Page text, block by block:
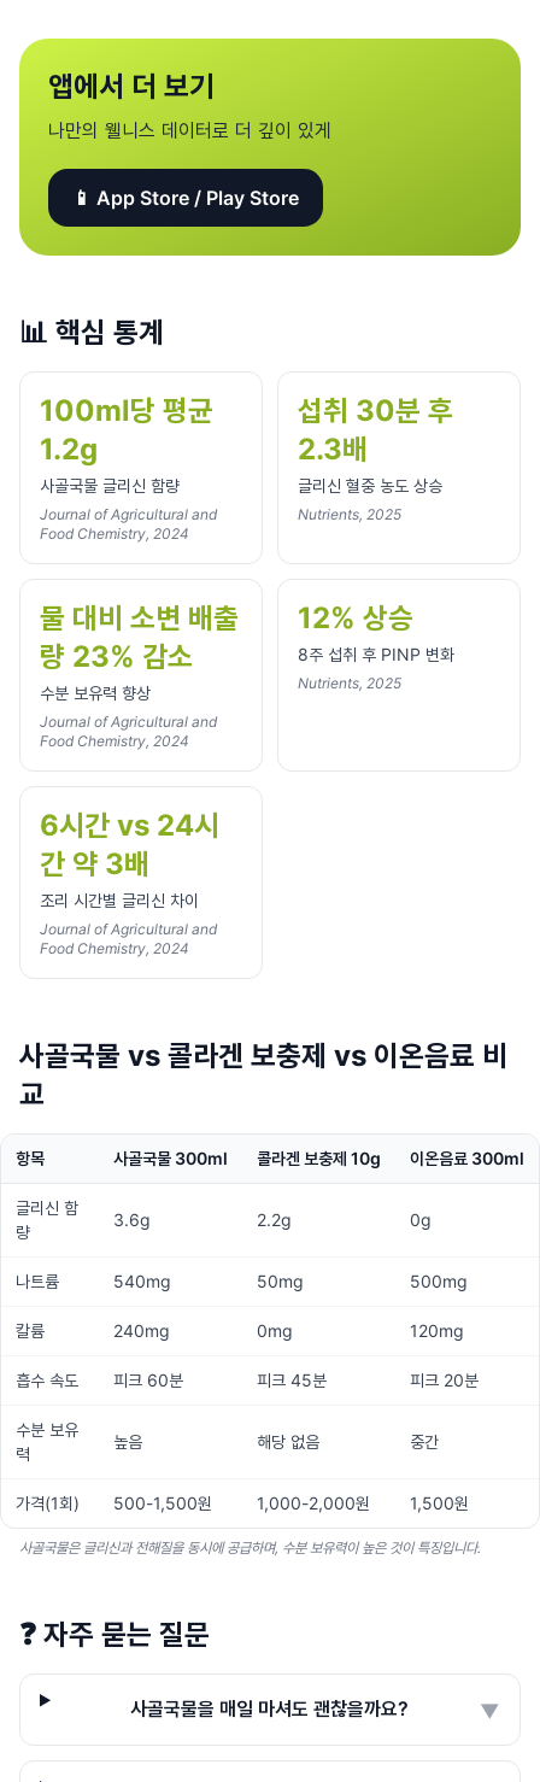
앱에서 더 보기
나만의 웰니스 데이터로 더 깊이 있게
📱 App Store / Play Store
📊 핵심 통계
100ml당 평균
1.2g
사골국물 글리신 함량
Journal of Agricultural and
Food Chemistry, 2024
섭취 30분 후
2.3배
글리신 혈중 농도 상승
Nutrients, 2025
물 대비 소변 배출
량 23% 감소
수분 보유력 향상
Journal of Agricultural and
Food Chemistry, 2024
12% 상승
8주 섭취 후 PINP 변화
Nutrients, 2025
6시간 vs 24시
간 약 3배
조리 시간별 글리신 차이
Journal of Agricultural and
Food Chemistry, 2024
사골국물 vs 콜라겐 보충제 vs 이온음료 비
교
항목 사골국물 300ml 콜라겐 보충제 10g 이온음료 300ml
글리신 함
량
3.6g 2.2g 0g
나트륨 540mg 50mg 500mg
칼륨 240mg 0mg 120mg
흡수 속도 피크 60분 피크 45분 피크 20분
수분 보유
력
높음 해당 없음 중간
가격(1회) 500-1,500원 1,000-2,000원 1,500원
사골국물은 글리신과 전해질을 동시에 공급하며, 수분 보유력이 높은 것이 특징입니다.
❓ 자주 묻는 질문
사골국물을 매일 마셔도 괜찮을까요? ▼